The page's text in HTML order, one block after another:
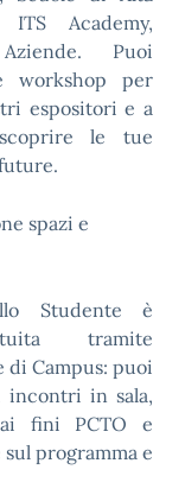
ITS Academy,
Puoi
workshop per
espositori e a
le tue
spazi e
Studente è
tramite
di Campus: puoi
incontri in sala,
ai fini PCTO e
programma e